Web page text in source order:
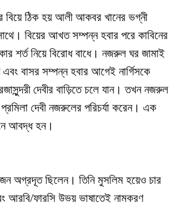
ঠিক হয় আলী আকবর খানের ভগ্নী
বিয়ের আখত সম্পন্ন হবার পরে কাবিনের
শর্ত নিয়ে বিরোধ বাধে। নজরুল ঘর জামাই
বাসর সম্পন্ন হবার আগেই নার্গিসকে
দেবীর বাড়িতে চলে যান। তখন নজরুল
দেবী নজরুলের পরিচর্যা করেন। এক
আবদ্ধ হন।
অগ্রদূত ছিলেন। তিনি মুসলিম হয়েও চার
আরবি/ফারসি উভয় ভাষাতেই নামকরণ